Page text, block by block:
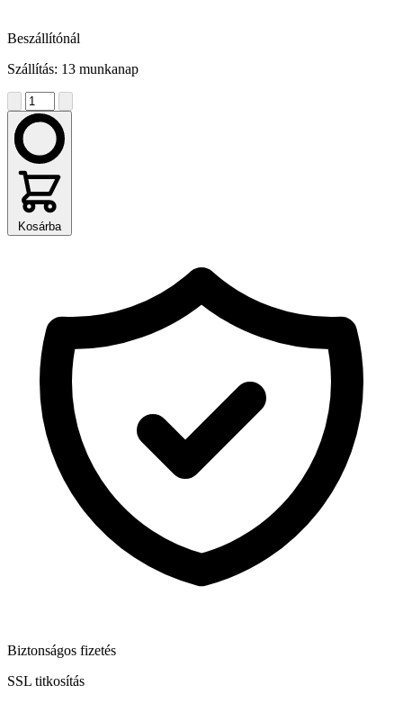
Beszállítónál
Szállítás: 13 munkanap
Kosárba
Biztonságos fizetés
SSL titkosítás